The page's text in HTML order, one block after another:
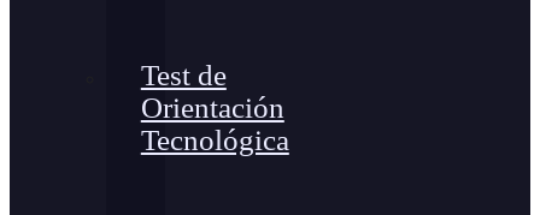
Test de
Orientación
Tecnológica